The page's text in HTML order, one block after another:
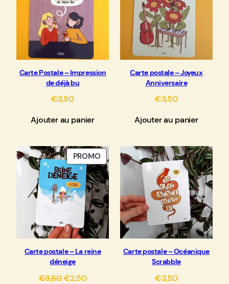
Carte Postale – Impression
de déjà bu
€3,50
Ajouter au panier
Carte postale – Joyeux
Anniversaire
€3,50
Ajouter au panier
PROMOPRODUIT
EN
PROMOTION
Carte postale – La reine
déneige
€3,50 Le
€2,50Le
Carte postale – Océanique
Scrabble
€3,50